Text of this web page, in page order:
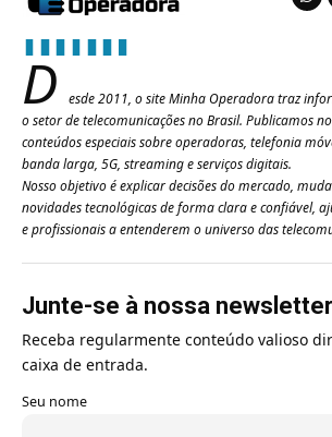
D
esde 2011, o site Minha Operadora traz
o setor de telecomunicações no Brasil. Publicamos
conteúdos especiais sobre operadoras, telefonia
banda larga, 5G, streaming e serviços digitais.
Nosso objetivo é explicar decisões do mercado,
novidades tecnológicas de forma clara e confiável,
e profissionais a entenderem o universo das
Junte-se à nossa newsletter
Receba regularmente conteúdo valioso
caixa de entrada.
Seu nome